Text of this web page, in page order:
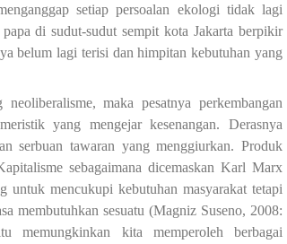
setiap persoalan ekologi tidak lagi
di sudut-sudut sempit kota Jakarta berpikir
belum lagi terisi dan himpitan kebutuhan yang
maka pesatnya perkembangan
yang mengejar kesenangan. Derasnya
serbuantawaran yang menggiurkan. Produk
sebagaimana dicemaskan Karl Marx
untuk mencukupi kebutuhan masyarakat tetapi
membutuhkan sesuatu (Magniz Suseno, 2008:
memungkinkan kita memperoleh berbagai